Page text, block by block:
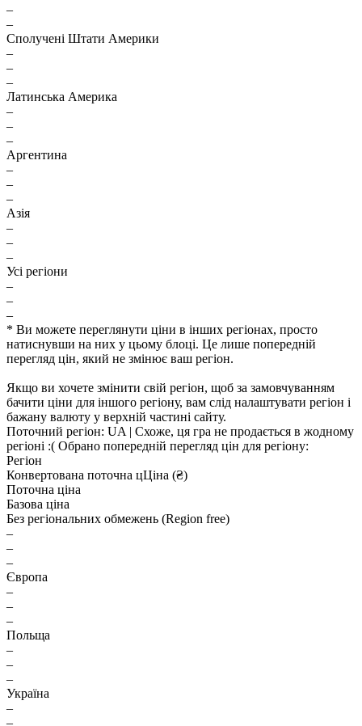
–
–
Сполучені Штати Америки
–
–
–
Латинська Америка
–
–
–
Аргентина
–
–
–
Азія
–
–
–
Усі регіони
–
–
–
* Ви можете переглянути ціни в інших регіонах, просто
натиснувши на них у цьому блоці. Це лише попередній
перегляд цін, який не змінює ваш регіон.
Якщо ви хочете змінити свій регіон, щоб за замовчуванням
бачити ціни для іншого регіону, вам слід налаштувати регіон і
бажану валюту у верхній частині сайту.
Поточний регіон: UA | Схоже, ця гра не продається в жодному
регіоні :( Обрано попередній перегляд цін для регіону:
Регіон
Конвертована поточна цЦіна (₴)
Поточна ціна
Базова ціна
Без регіональних обмежень (Region free)
–
–
–
Європа
–
–
–
Польща
–
–
–
Україна
–
–